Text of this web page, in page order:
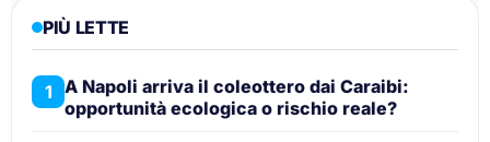
PIÙ LETTE
1 A Napoli arriva il coleottero dai Caraibi:
opportunità ecologica o rischio reale?